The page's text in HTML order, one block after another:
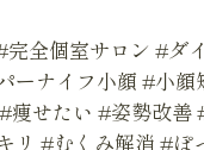
全個室サロン #ダ
ーナイフ小顔 #小
痩せたい #姿勢改善
リ #むくみ解消 #ぽ